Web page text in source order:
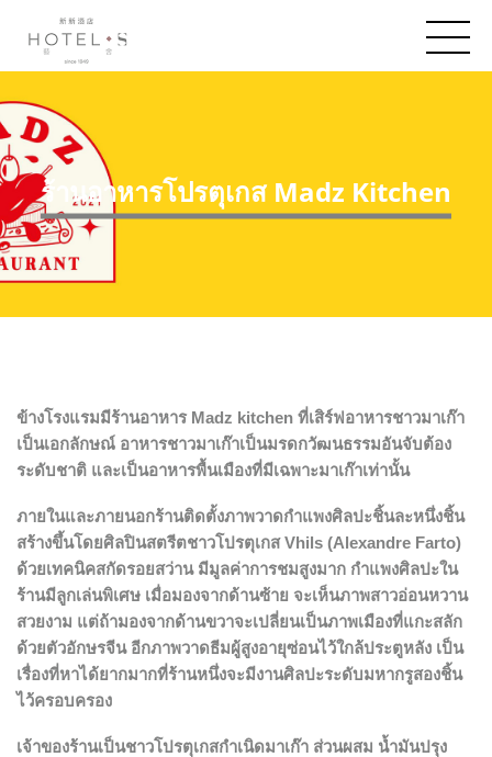
ร้านอาหารโปรตุเกส Madz Kitchen
ข้างโรงแรมมีร้านอาหาร Madz kitchen ที่เสิร์ฟอาหารชาวมาเก๊า
เป็นเอกลักษณ์ อาหารชาวมาเก๊าเป็นมรดกวัฒนธรรมอันจับต้อง
ระดับชาติ และเป็นอาหารพื้นเมืองที่มีเฉพาะมาเก๊าเท่านั้น
ภายในและภายนอกร้านติดตั้งภาพวาดกำแพงศิลปะชิ้นละหนึ่งชิ้น
สร้างขึ้นโดยศิลปินสตรีตชาวโปรตุเกส Vhils (Alexandre Farto)
ด้วยเทคนิคสกัดรอยสว่าน มีมูลค่าการชมสูงมาก กำแพงศิลปะใน
ร้านมีลูกเล่นพิเศษ เมื่อมองจากด้านซ้าย จะเห็นภาพสาวอ่อนหวาน
สวยงาม แต่ถ้ามองจากด้านขวาจะเปลี่ยนเป็นภาพเมืองที่แกะสลัก
ด้วยตัวอักษรจีน อีกภาพวาดธีมผู้สูงอายุซ่อนไว้ใกล้ประตูหลัง เป็น
เรื่องที่หาได้ยากมากที่ร้านหนึ่งจะมีงานศิลปะระดับมหากรูสองชิ้น
ไว้ครอบครอง
เจ้าของร้านเป็นชาวโปรตุเกสกำเนิดมาเก๊า ส่วนผสม น้ำมันปรุง